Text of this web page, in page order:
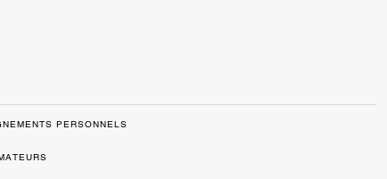
PERSONNELS